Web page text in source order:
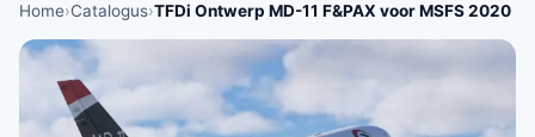
Home›Catalogus›TFDi Ontwerp MD-11 F&PAX voor MSFS 2020